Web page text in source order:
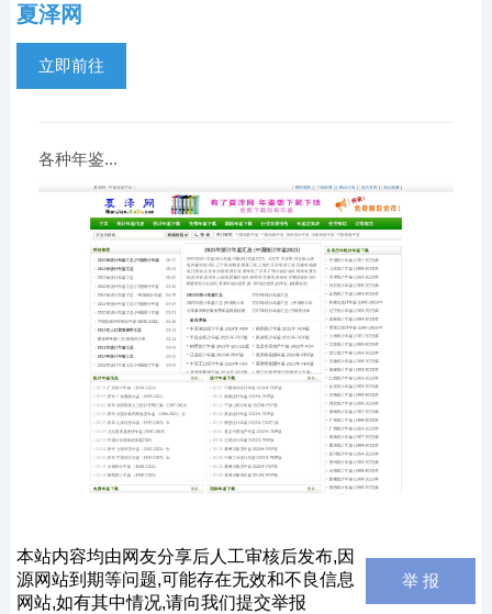
夏泽网
立即前往
各种年鉴...
本站内容均由网友分享后人工审核后发布,因
源网站到期等问题,可能存在无效和不良信息
网站,如有其中情况,请向我们提交举报
举 报